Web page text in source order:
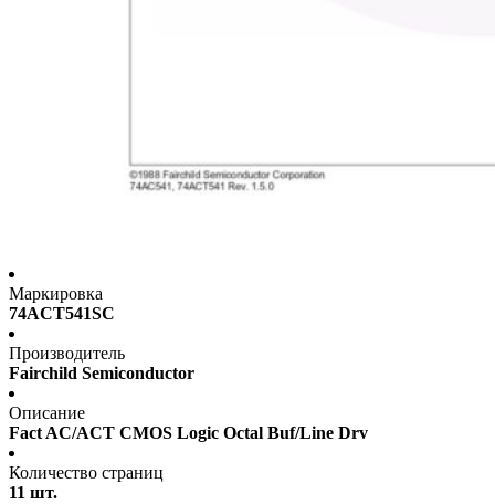
Маркировка
74ACT541SC
Производитель
Fairchild Semiconductor
Описание
Fact AC/ACT CMOS Logic Octal Buf/Line Drv
Количество страниц
11 шт.